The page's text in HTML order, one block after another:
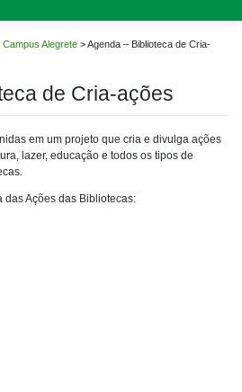
Campus Alegrete >Agenda – Biblioteca de Cria-
de Cria-ações
em um projeto que cria e divulga ações
lazer, educação e todos os tipos de
das Ações das Bibliotecas: